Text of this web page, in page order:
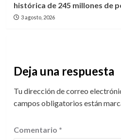
histórica de 245 millones de
3 agosto, 2026
Deja una respuesta
Tu dirección de correo
campos obligatorios están
Comentario *